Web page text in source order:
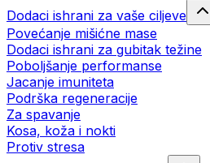
Dodaci ishrani za vaše ciljeve
Povećanje mišićne mase
Dodaci ishrani za gubitak težine
Poboljšanje performanse
Jacanje imuniteta
Podrška regeneracije
Za spavanje
Kosa, koža i nokti
Protiv stresa